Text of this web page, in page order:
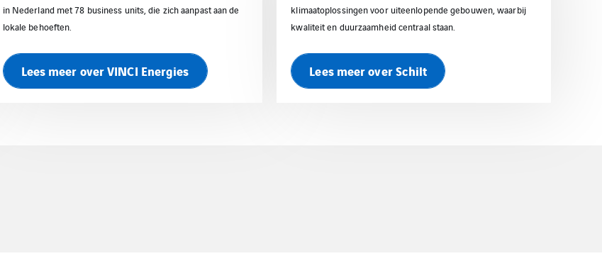
in Nederland met 78 business units, die zich aanpast aan de
lokale behoeften.
Lees meer over VINCI Energies
klimaatoplossingen voor uiteenlopende gebouwen, waarbij
kwaliteit en duurzaamheid centraal staan.
Lees meer over Schilt